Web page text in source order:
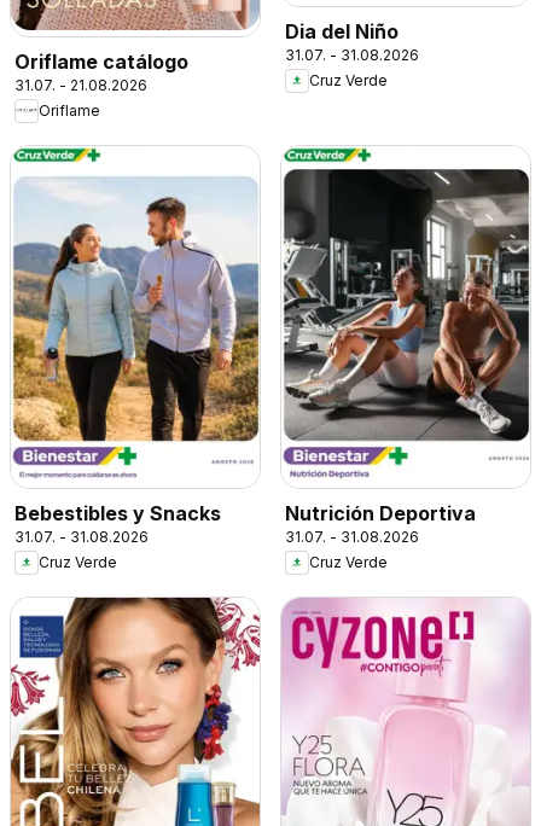
Oriflame catálogo
31.07. - 21.08.2026
Oriflame
Dia del Niño
31.07. - 31.08.2026
Cruz Verde
Bebestibles y Snacks
31.07. - 31.08.2026
Cruz Verde
Nutrición Deportiva
31.07. - 31.08.2026
Cruz Verde